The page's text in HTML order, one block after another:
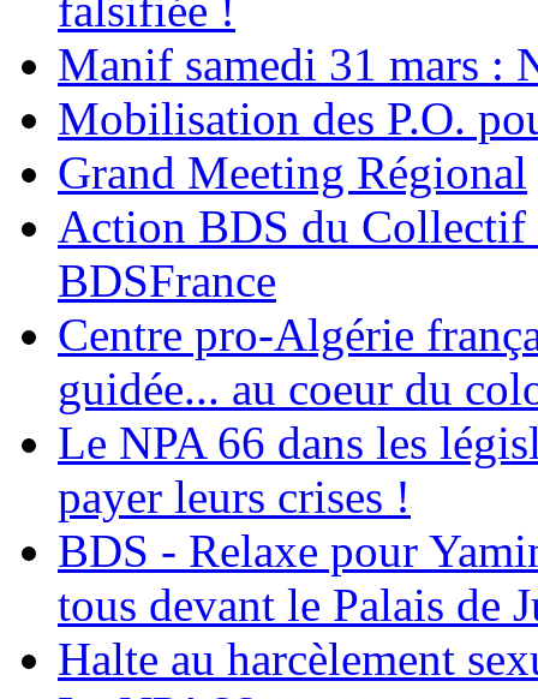
Manif samedi 31 mars :
Mobilisation des P.O.
Grand Meeting Régional
Action BDS du Collectif
BDSFrance
Centre pro-Algérie
guidée... au coeur du
Le NPA 66 dans les
payer leurs crises !
BDS - Relaxe pour
tous devant le Palais de
Halte au harcèlement